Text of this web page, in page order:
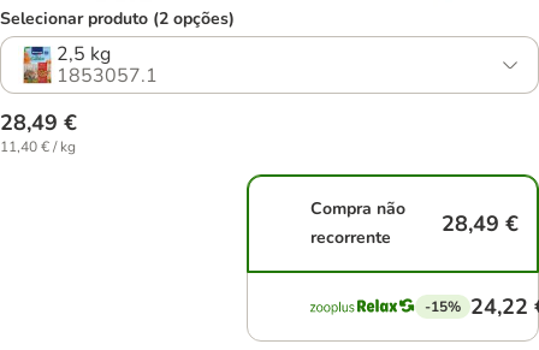
Selecionar produto (2 opções)
2,5 kg
1853057.1
28,49 €
11,40 € / kg
Compra não
recorrente
28,49 €
-15% 24,22